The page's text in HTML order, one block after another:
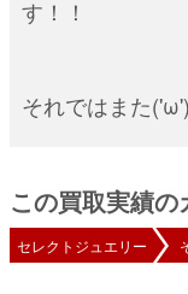
す！！
それではまた
この買取実績の
セレクトジュエリー